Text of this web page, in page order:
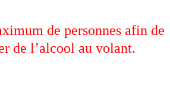
de personnes afin de
de l’alcool au volant.